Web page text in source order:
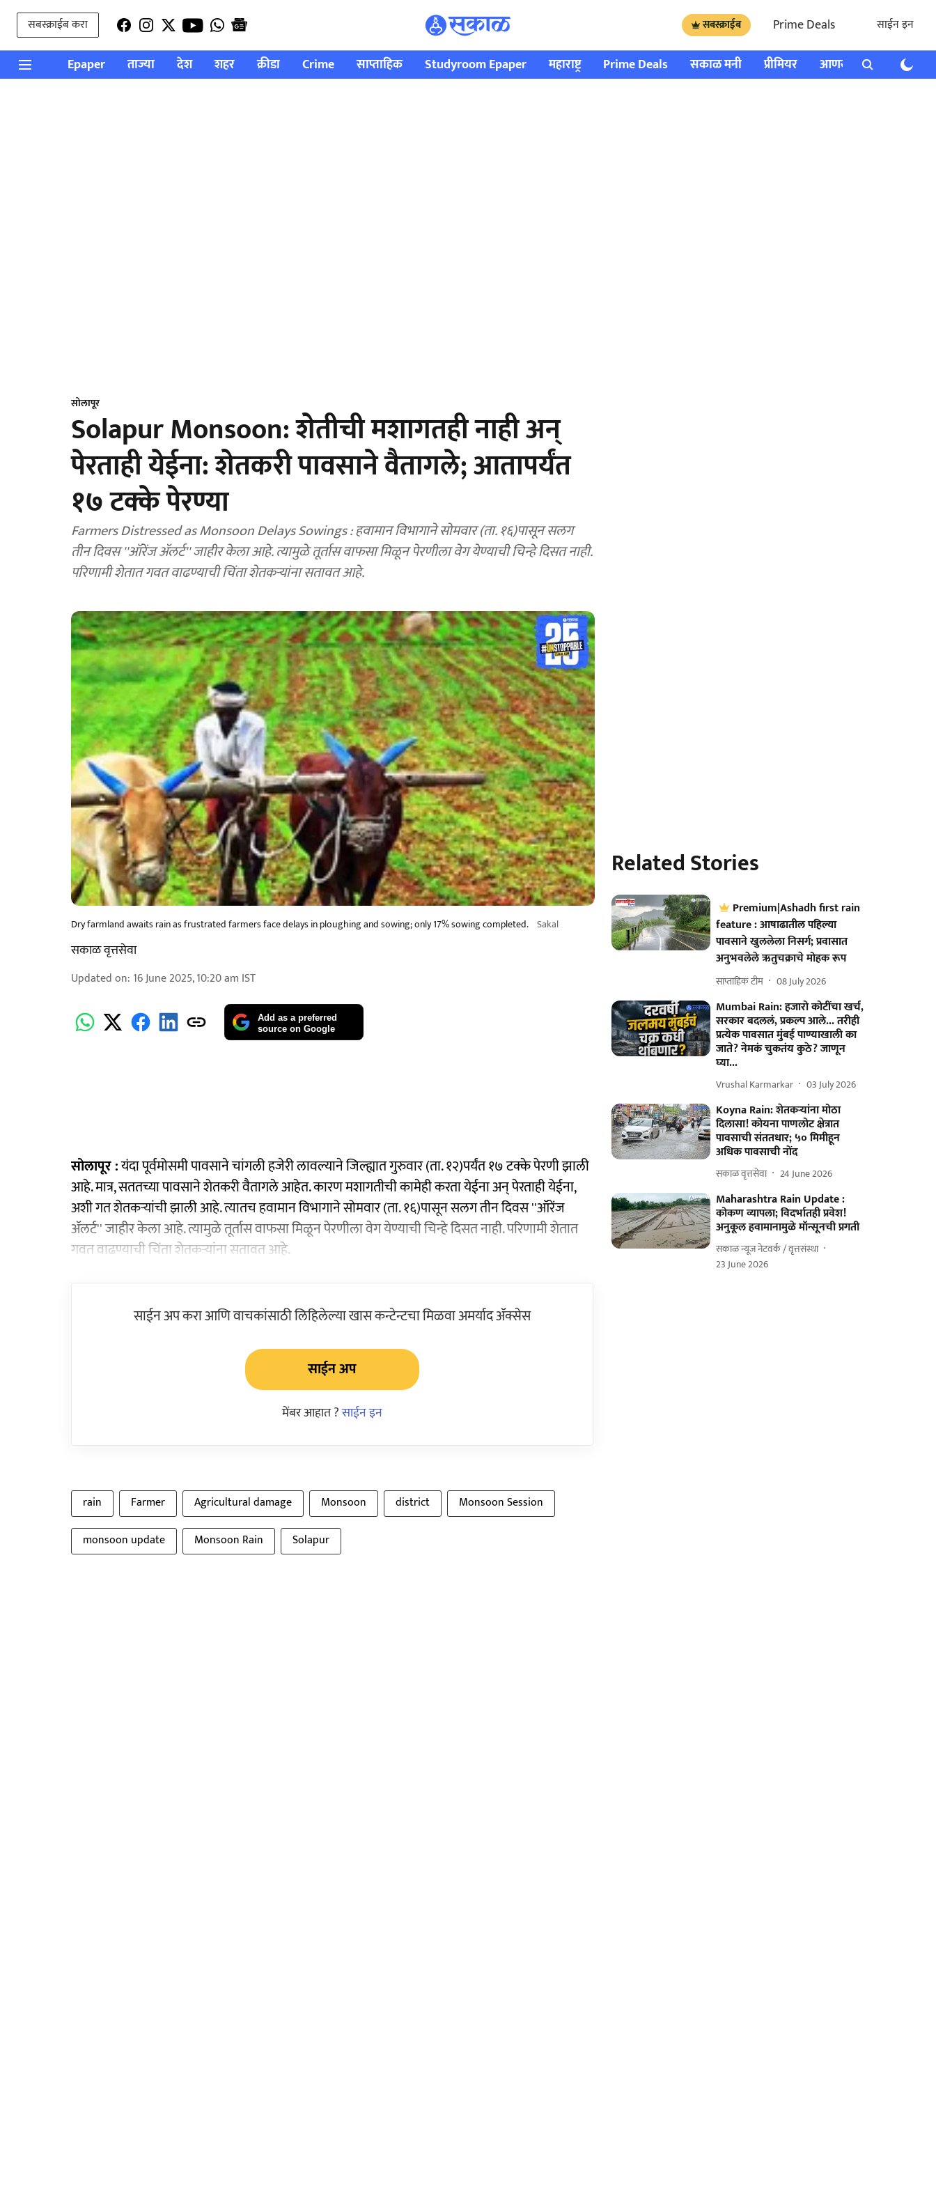
सबस्क्राईब करा सबस्क्राईब Prime Deals साईन इन
Epaper ताज्या देश शहर क्रीडा Crime साप्ताहिक Studyroom Epaper महाराष्ट्र Prime Deals सकाळ मनी प्रीमियर आणखी राशी भविष्य
सोलापूर
Solapur Monsoon: शेतीची मशागतही नाही अन्
पेरताही येईना: शेतकरी पावसाने वैतागले; आतापर्यंत
१७ टक्के पेरण्या
Farmers Distressed as Monsoon Delays Sowings : हवामान विभागाने सोमवार (ता. १६)पासून सलग
तीन दिवस ''ऑरेंज ॲलर्ट'' जाहीर केला आहे. त्यामुळे तूर्तास वाफसा मिळून पेरणीला वेग येण्याची चिन्हे दिसत नाही.
परिणामी शेतात गवत वाढण्याची चिंता शेतकऱ्यांना सतावत आहे.
Dry farmland awaits rain as frustrated farmers face delays in ploughing and sowing; only 17% sowing completed. Sakal
सकाळ वृत्तसेवा
Updated on: 16 June 2025, 10:20 am IST
Add as a preferred
source on Google
सोलापूर :यंदा पूर्वमोसमी पावसाने चांगली हजेरी लावल्याने जिल्ह्यात गुरुवार (ता. १२)पर्यंत १७ टक्के पेरणी झाली
आहे. मात्र, सततच्या पावसाने शेतकरी वैतागले आहेत. कारण मशागतीची कामेही करता येईना अन् पेरताही येईना,
अशी गत शेतकऱ्यांची झाली आहे. त्यातच हवामान विभागाने सोमवार (ता. १६)पासून सलग तीन दिवस ''ऑरेंज
ॲलर्ट'' जाहीर केला आहे. त्यामुळे तूर्तास वाफसा मिळून पेरणीला वेग येण्याची चिन्हे दिसत नाही. परिणामी शेतात
गवत वाढण्याची चिंता शेतकऱ्यांना सतावत आहे.
साईन अप करा आणि वाचकांसाठी लिहिलेल्या खास कन्टेन्टचा मिळवा अमर्याद ॲक्सेस
साईन अप
मेंबर आहात ?साईन इन
rain Farmer Agricultural damage Monsoon district
Monsoon Session
monsoon update
Monsoon Rain Solapur
Related Stories
Premium|Ashadh first rain
feature : आषाढातील पहिल्या
पावसाने खुललेला निसर्ग; प्रवासात
अनुभवलेले ऋतुचक्राचे मोहक रूप
साप्ताहिक टीम 08 July 2026
Mumbai Rain: हजारो कोटींचा खर्च,
सरकार बदललं, प्रकल्प आले... तरीही
प्रत्येक पावसात मुंबई पाण्याखाली का
जाते? नेमकं चुकतंय कुठे? जाणून
घ्या...
Vrushal Karmarkar 03 July 2026
Koyna Rain: शेतकऱ्यांना मोठा
दिलासा! कोयना पाणलोट क्षेत्रात
पावसाची संततधार; ५० मिमीहून
अधिक पावसाची नोंद
सकाळ वृत्तसेवा 24 June 2026
Maharashtra Rain Update :
कोकण व्यापला; विदर्भातही प्रवेश!
अनुकूल हवामानामुळे मॉन्सूनची प्रगती
सकाळ न्यूज नेटवर्क / वृत्तसंस्था
23 June 2026